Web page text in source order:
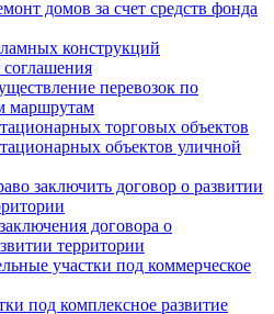
домов за счет средств фонда
конструкций
перевозок по
маршрутам
торговых объектов
объектов уличной
заключить договор о развитии
договора о
территории
участки под коммерческое
под комплексное развитие